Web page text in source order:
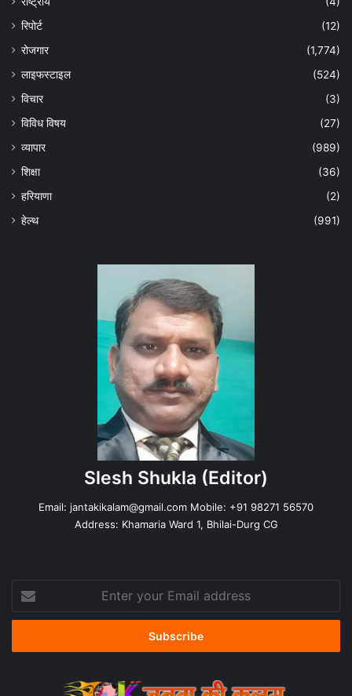
रिपोर्ट
(12)
रोजगार
(1,774)
लाइफस्टाइल
(524)
विचार
(3)
विविध विषय
(27)
व्यापार
(989)
शिक्षा
(36)
हरियाणा
(2)
हेल्‍थ
(991)
Slesh Shukla (Editor)
Email: jantakikalam@gmail.com Mobile: +91 98271 56570
Address: Khamaria Ward 1, Bhilai-Durg CG
your
Email